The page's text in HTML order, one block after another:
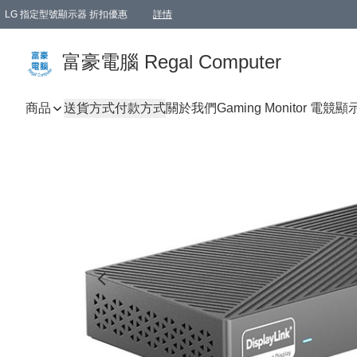
LG 指定型號顯示器 折扣優惠 詳情
富豪電腦 Regal Computer
商品 送貨方式付款方式關於我們Gaming Monitor 電競顯